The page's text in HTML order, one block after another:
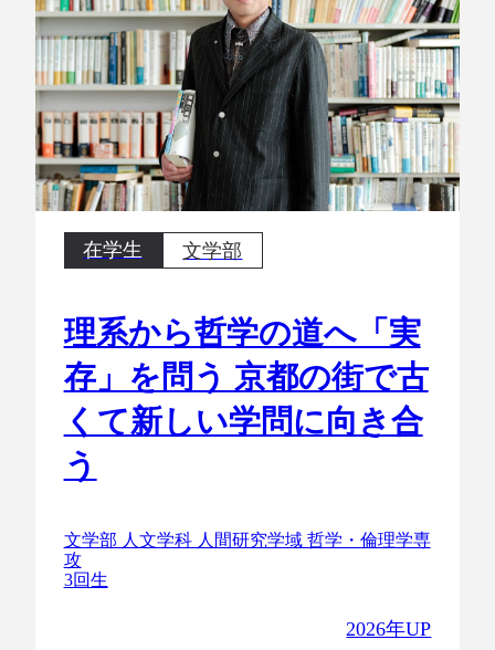
在学生 文学部
理系から哲学の道へ「実
存」を問う 京都の街で古
くて新しい学問に向き合
う
文学部 人文学科 人間研究学域 哲学・倫理学専
攻
3回生
2026年UP